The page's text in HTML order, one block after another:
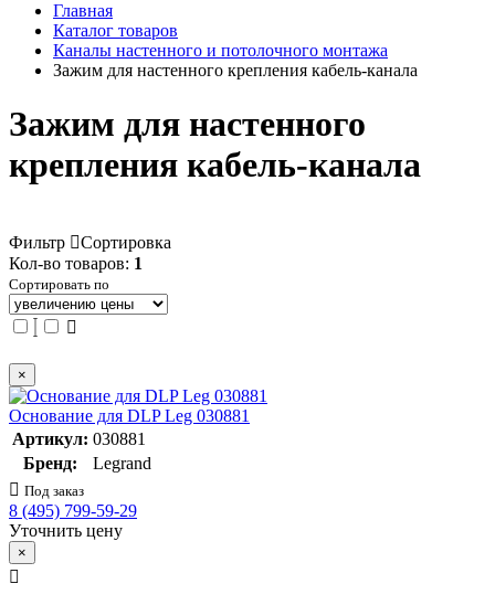
Главная
Каталог товаров
Каналы настенного и потолочного монтажа
Зажим для настенного крепления кабель-канала
Зажим для настенного
крепления кабель-канала
Фильтр
Сортировка
Кол-во товаров: 1
Сортировать по
×
Основание для DLP Leg 030881
Артикул: 030881
Бренд:
Legrand
Под заказ
8 (495) 799-59-29
Уточнить цену
×